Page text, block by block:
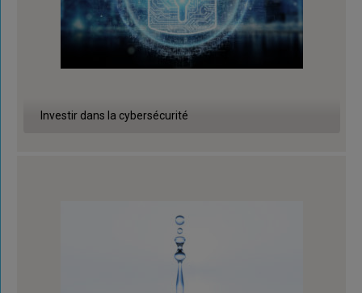
Investir dans la cybersécurité